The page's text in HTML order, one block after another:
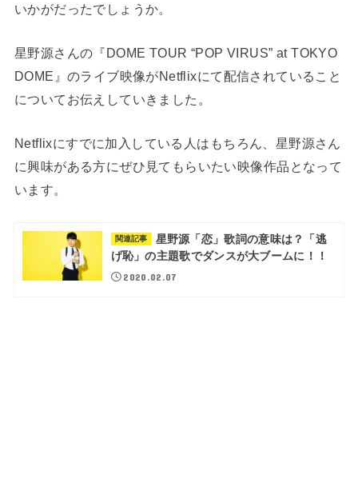
いかがだったでしょうか。
星野源さんの『DOME TOUR “POP VIRUS” at TOKYO
DOME』のライブ映像がNetflixにて配信されていること
についてお伝えしていきました。
Netflixにすでに加入している人はもちろん、星野源さん
に興味がある方にぜひ見てもらいたい映像作品となって
います。
関連記事
星野源「恋」歌詞の意味は？「逃
げ恥」の主題歌でダンスが大ブームに！！
2020.02.07